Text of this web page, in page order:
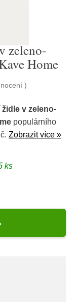
zeleno-
Home
)
v zeleno-
populárního
Zobrazit více »
ks